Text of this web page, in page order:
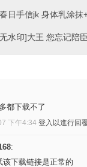
日手信jk 身体乳涂抹
水印]大王 您忘记陪
都下载不了
下午4:34登入以進行回
:
该下载链接是正常的